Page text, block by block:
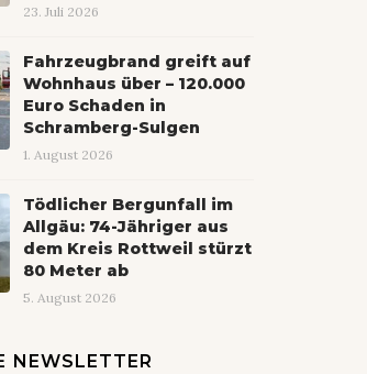
23. Juli 2026
Fahrzeugbrand greift auf
Wohnhaus über – 120.000
Euro Schaden in
Schramberg-Sulgen
1. August 2026
Tödlicher Bergunfall im
Allgäu: 74-Jähriger aus
dem Kreis Rottweil stürzt
80 Meter ab
5. August 2026
NEWSLETTER